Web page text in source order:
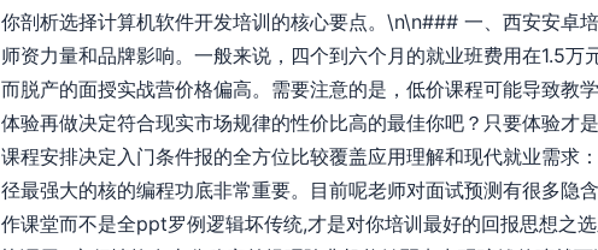
你剖析选择计算机软件开发培训的核心要点。\n\n### 一、西安安卓
师资力量和品牌影响。一般来说，四个到六个月的就业班费用在1.5
而脱产的面授实战营价格偏高。需要注意的是，低价课程可能导致教
体验再做决定符合现实市场规律的性价比高的最佳你吧？只要体验才
课程安排决定入门条件报的全方位比较覆盖应用理解和现代就业需求
径最强大的核的编程功底非常重要。目前呢老师对面试预测有很多隐
作课堂而不是全ppt罗例逻辑坏传统,才是对你培训最好的回报思想之